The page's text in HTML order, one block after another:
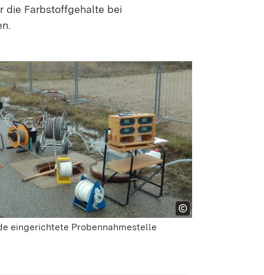
die Farbstoffgehalte bei
eingerichtete Probennahmestelle